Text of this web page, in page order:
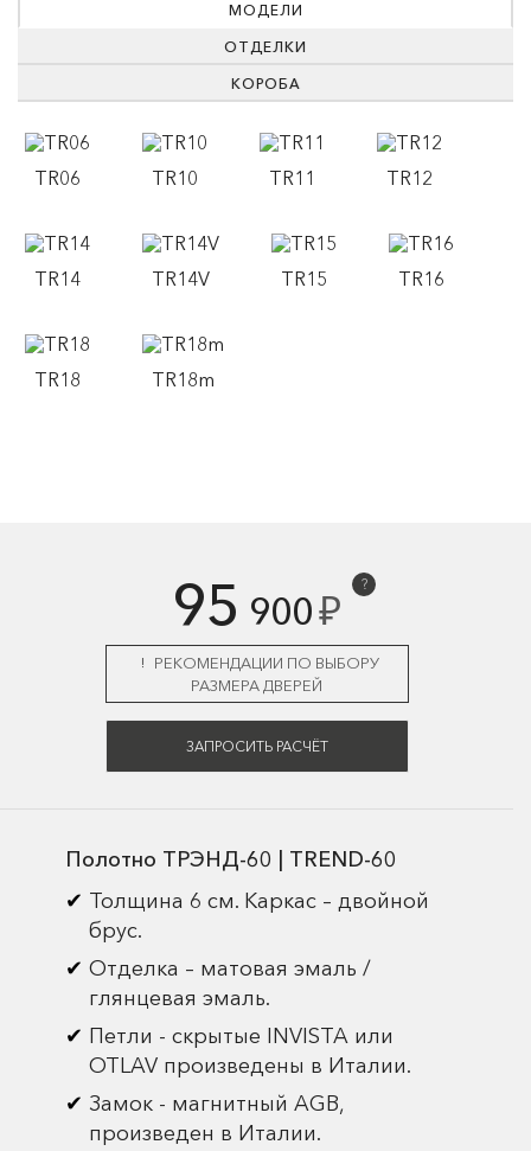
МОДЕЛИ
ОТДЕЛКИ
КОРОБА
TR06 TR10 TR11 TR12
TR14 TR14V TR15 TR16
TR18 TR18m
95 900₽
?
РЕКОМЕНДАЦИИ ПО ВЫБОРУ
РАЗМЕРА ДВЕРЕЙ
ЗАПРОСИТЬ РАСЧЁТ
Полотно ТРЭНД-60 | TREND-60
Толщина 6 см. Каркас – двойной
брус.
Отделка – матовая эмаль /
глянцевая эмаль.
Петли - скрытые INVISTA или
OTLAV произведены в Италии.
Замок - магнитный AGB,
произведен в Италии.